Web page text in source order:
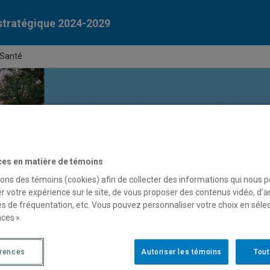
2024-2029
la formation et la recherche
du Québec
de santé et des services sociaux québécois, à
d’arrimage entre l’offre de services et les besoins de la
en matière de témoins
des témoins (cookies) afin de collecter des informations qui nous
votre expérience sur le site, de vous proposer des contenus vidéo,
de fréquentation, etc. Vous pouvez personnaliser votre choix en
».
Autoriser les témoins